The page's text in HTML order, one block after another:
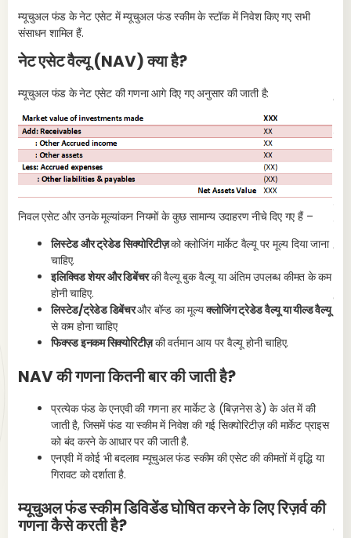
म्यूचुअल फंड के नेट एसेट में म्यूचुअल फंड स्कीम के स्टॉक में निवेश किए गए सभी
संसाधन शामिल हैं.
नेट एसेट वैल्यू (NAV) क्या है?
म्यूचुअल फंड के नेट एसेट की गणना आगे दिए गए अनुसार की जाती है:
निवल एसेट और उनके मूल्यांकन नियमों के कुछ सामान्य उदाहरण नीचे दिए गए हैं –
लिस्टेड और ट्रेडेड सिक्योरिटीज़को क्लोजिंग मार्केट वैल्यू पर मूल्य दिया जाना
चाहिए.
इलिक्विड शेयर और डिबेंचरकी वैल्यू बुक वैल्यू या अंतिम उपलब्ध कीमत के कम
होनी चाहिए.
लिस्टेड/ट्रेडेड डिबेंचरऔर बॉन्ड का मूल्यक्लोजिंग ट्रेडेड वैल्यू या यील्ड वैल्यू
से कम होना चाहिए
फिक्स्ड इनकम सिक्योरिटीज़की वर्तमान आय पर वैल्यू होनी चाहिए.
NAV की गणना कितनी बार की जाती है?
प्रत्येक फंड के एनएवी की गणना हर मार्केट डे (बिज़नेस डे) के अंत में की
जाती है, जिसमें फंड या स्कीम में निवेश की गई सिक्योरिटीज़ की मार्केट प्राइस
को बंद करने के आधार पर की जाती है.
एनएवी में कोई भी बदलाव म्यूचुअल फंड स्कीम की एसेट की कीमतों में वृद्धि या
गिरावट को दर्शाता है.
म्यूचुअल फंड स्कीम डिविडेंड घोषित करने के लिए रिज़र्व की
गणना कैसे करती है?